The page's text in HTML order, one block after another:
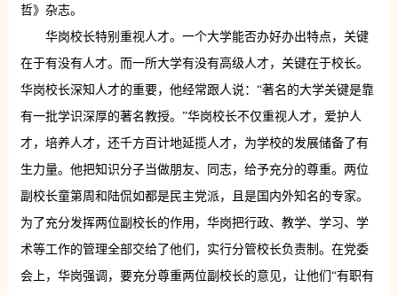
哲》杂志。
华岗校长特别重视人才。一个大学能否办好办出特点，关键
在于有没有人才。而一所大学有没有高级人才，关键在于校长。
华岗校长深知人才的重要，他经常跟人说：“著名的大学关键是靠
有一批学识深厚的著名教授。”华岗校长不仅重视人才，爱护人
才，培养人才，还千方百计地延揽人才，为学校的发展储备了有
生力量。他把知识分子当做朋友、同志，给予充分的尊重。两位
副校长童第周和陆侃如都是民主党派，且是国内外知名的专家。
为了充分发挥两位副校长的作用，华岗把行政、教学、学习、学
术等工作的管理全部交给了他们，实行分管校长负责制。在党委
会上，华岗强调，要充分尊重两位副校长的意见，让他们“有职有